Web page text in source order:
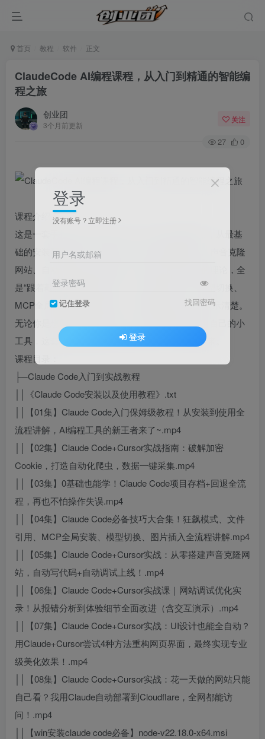
首页 教程 软件 正文
ClaudeCode AI编程课程，从入门到精通的智能编
程之旅
创业团
3个月前更新
关注
27 0
课程介绍：
这是一套手把手带你玩转Claude Code的实战课程，从最基
础的安装配置讲起，到结合Cursor完成加密爬虫、声音克隆
网站、自动化部署等真实项目。课程里没有枯燥的理论，全
是“跟着敲就能跑通”的实操——包括项目回退、模型切换、
MCP全局配置这些高频技巧，也都用视频一步步演示清楚。
无论你是想用AI辅助日常开发，还是零基础想做出自己的小
工具，这套教程都能帮你真正把Claude Code用起来。
课程目录：
├─Claude Code入门到实战教程
││《Claude Code安装以及使用教程》.txt
││【01集】Claude Code入门保姆级教程！从安装到使用全
流程讲解，AI编程工具的新王者来了~.mp4
││【02集】Claude Code+Cursor实战指南：破解加密
Cookie，打造自动化爬虫，数据一键采集.mp4
││【03集】0基础也能学！Claude Code项目存档+回退全流
程，再也不怕操作失误.mp4
││【04集】Claude Code必备技巧大合集！狂飙模式、文件
引用、MCP全局安装、模型切换、图片插入全流程讲解.mp4
││【05集】Claude Code+Cursor实战：从零搭建声音克隆网
站，自动写代码+自动调试上线！.mp4
││【06集】Claude Code+Cursor实战课｜网站调试优化实
录！从报错分析到体验细节全面改进（含交互演示）.mp4
││【07集】Claude Code+Cursor实战：UI设计也能全自动？
用Claude+Cursor尝试4种方法重构网页界面，最终实现专业
级美化效果！.mp4
││【08集】Claude Code+Cursor实战：花一天做的网站只能
自己看？我用Claude自动部署到Cloudflare，全网都能访
问！.mp4
││【win安装claude code必备】node-v22.18.0-x64.msi
登录
没有账号？立即注册
用户名或邮箱
登录密码
记住登录 找回密码
登录